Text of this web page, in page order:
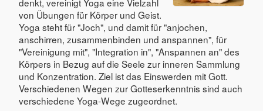
von Übungen für Körper und Geist.
Yoga steht für "Joch", und damit für "anjochen,
anschirren, zusammenbinden und anspannen", für
"Vereinigung mit", "Integration in", "Anspannen an" des
Körpers in Bezug auf die Seele zur inneren Sammlung
und Konzentration. Ziel ist das Einswerden mit Gott.
Verschiedenen Wegen zur Gotteserkenntnis sind auch
verschiedene Yoga-Wege zugeordnet.